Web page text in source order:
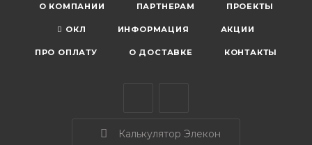
О КОМПАНИИ ПАРТНЕРАМ ПРОЕКТЫ
ОКЛ ИНФОРМАЦИЯ АКЦИИ
ПРО ОПЛАТУ О ДОСТАВКЕ КОНТАКТЫ
Калькулятор Элекон